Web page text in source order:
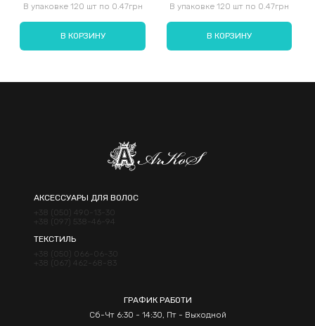
В упаковке 120 шт по 0.47грн
В КОРЗИНУ
В упаковке 120 шт по 0.47грн
В КОРЗИНУ
АКСЕССУАРЫ ДЛЯ ВОЛОС
+38 (050) 490-13-30
+38 (097) 538-46-94
ТЕКСТИЛЬ
+38 (050) 066-06-30
+38 (067) 462-68-83
ГРАФИК РАБОТИ
Сб-Чт 6:30 - 14:30, Пт - Выходной